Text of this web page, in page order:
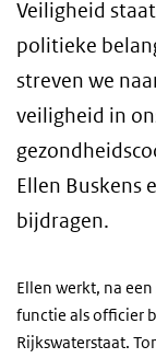
Veiligheid
politieke
streven we
veiligheid in
Ellen Buskens
bijdragen.
Ellen werkt, na
functie als officier
Rijkswaterstaat.